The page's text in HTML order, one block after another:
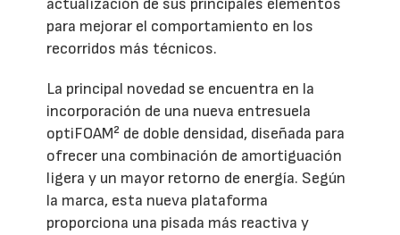
actualización de sus principales elementos
para mejorar el comportamiento en los
recorridos más técnicos.
La principal novedad se encuentra en la
incorporación de una nueva entresuela
optiFOAM² de doble densidad, diseñada para
ofrecer una combinación de amortiguación
ligera y un mayor retorno de energía. Según
la marca, esta nueva plataforma
proporciona una pisada más reactiva y